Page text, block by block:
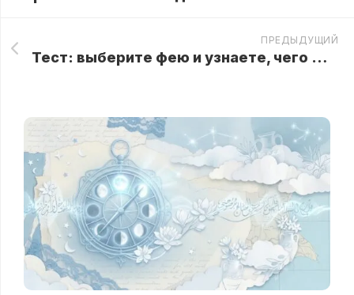
ПРЕДЫДУЩИЙ
Тест: выберите фею и узнаете, чего ждать от отношений с окружающими